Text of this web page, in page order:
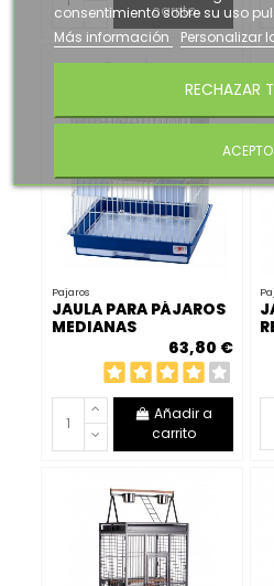
carrito
Pajaros
JAULA PARA PÁJAROS
MEDIANAS
63,80 €
Añadir a
carrito
consentimiento sobre su uso
Más información
Personalizar
RECHAZAR
ACEPTO